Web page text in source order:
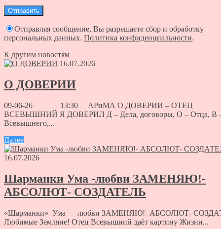
Отправляя сообщение, Вы разрешаете сбор и обработку
персональных данных. Политика конфиденциальности.
К другим новостям
16.07.2026
О ДОВЕРИИ
09-06-26 13:30 АРиМА О ДОВЕРИИ – ОТЕЦ
ВСЕВЫШНИЙ Я ДОВЕРИЛ Д – Дела, договоры, О – Отца, В
Всевышнего,...
Далее
16.07.2026
Шарманки Ума -любви ЗАМЕНЯЮ!-
АБСОЛЮТ- СОЗДАТЕЛЬ
«Шарманки» Ума — любви ЗАМЕНЯЮ!- АБСОЛЮТ-
Любимые Земляне! Отец Всевышний даёт картину Жизни...